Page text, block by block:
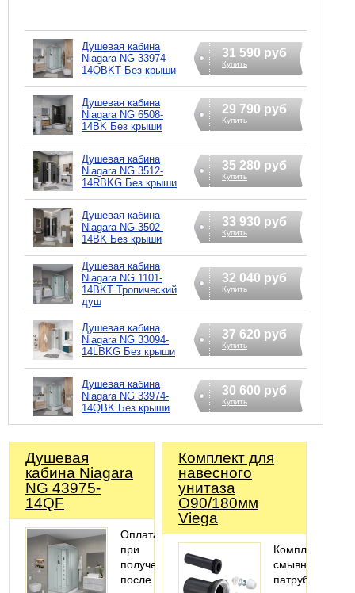
Душевая кабина
Niagara NG 33974-
14QBKT Без крыши
31 590 руб
Купить
Душевая кабина
Niagara NG 6508-
14BK Без крыши
29 790 руб
Купить
Душевая кабина
Niagara NG 3512-
14RBKG Без крыши
35 280 руб
Купить
Душевая кабина
Niagara NG 3502-
14BK Без крыши
33 930 руб
Купить
Душевая кабина
Niagara NG 1101-
14BKT Тропический
душ
32 040 руб
Купить
Душевая кабина
Niagara NG 33094-
14LBKG Без крыши
37 620 руб
Купить
Душевая кабина
Niagara NG 33974-
14QBK Без крыши
30 600 руб
Купить
Душевая
кабина Niagara
NG 43975-
14QF
Оплата
при
получении,
после
Комплект для
навесного
унитаза
O90/180мм
Viega
смывной
патрубок